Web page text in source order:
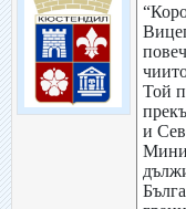
Той
и